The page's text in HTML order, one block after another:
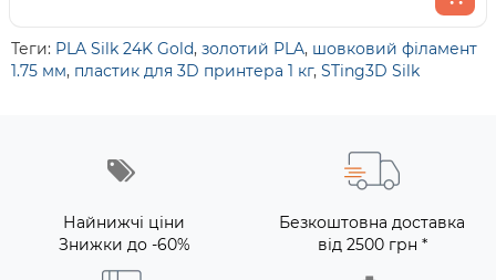
Теги: PLA Silk 24K Gold, золотий PLA, шовковий філамент
1.75 мм, пластик для 3D принтера 1 кг, STing3D Silk
Найнижчі ціни
Знижки до -60%
Безкоштовна доставка
від 2500 грн *